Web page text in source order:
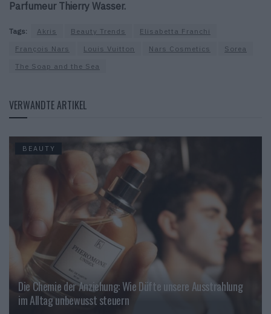
Parfumeur Thierry Wasser.
Tags: Akris Beauty Trends
Elisabetta Franchi
François Nars
Louis Vuitton Nars Cosmetics
Sorea
The Soap and the Sea
VERWANDTE ARTIKEL
BEAUTY
Die Chemie der Anziehung: Wie Düfte unsere Ausstrahlung
im Alltag unbewusst steuern